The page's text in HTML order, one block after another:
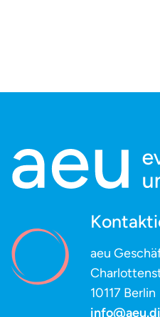
aeu
10117 Berlin